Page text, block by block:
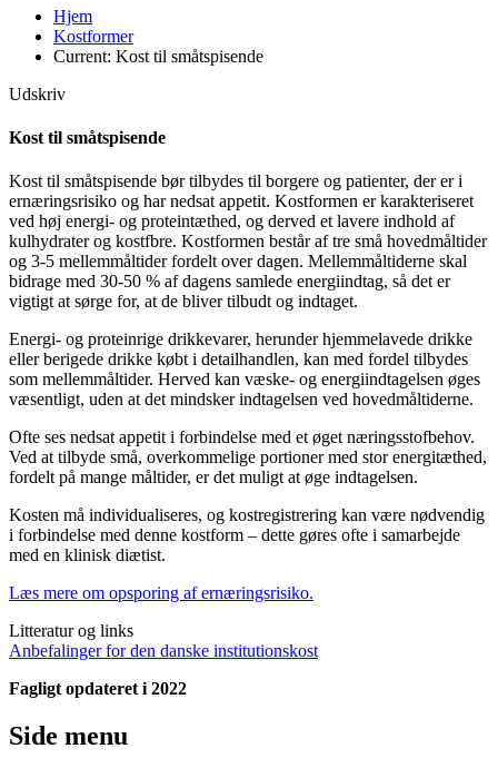
Hjem
Kostformer
Current: Kost til småtspisende
Udskriv
Kost til småtspisende
Kost til småtspisende bør tilbydes til borgere og patienter, der er i
ernæringsrisiko og har nedsat appetit. Kostformen er karakteriseret
ved høj energi- og proteintæthed, og derved et lavere indhold af
kulhydrater og kostfbre. Kostformen består af tre små hovedmåltider
og 3-5 mellemmåltider fordelt over dagen. Mellemmåltiderne skal
bidrage med 30-50 % af dagens samlede energiindtag, så det er
vigtigt at sørge for, at de bliver tilbudt og indtaget.
Energi- og proteinrige drikkevarer, herunder hjemmelavede drikke
eller berigede drikke købt i detailhandlen, kan med fordel tilbydes
som mellemmåltider. Herved kan væske- og energiindtagelsen øges
væsentligt, uden at det mindsker indtagelsen ved hovedmåltiderne.
Ofte ses nedsat appetit i forbindelse med et øget næringsstofbehov.
Ved at tilbyde små, overkommelige portioner med stor energitæthed,
fordelt på mange måltider, er det muligt at øge indtagelsen.
Kosten må individualiseres, og kostregistrering kan være nødvendig
i forbindelse med denne kostform – dette gøres ofte i samarbejde
med en klinisk diætist.
Læs mere om opsporing af ernæringsrisiko.
Litteratur og links
Anbefalinger for den danske institutionskost
Fagligt opdateret i 2022
Side menu